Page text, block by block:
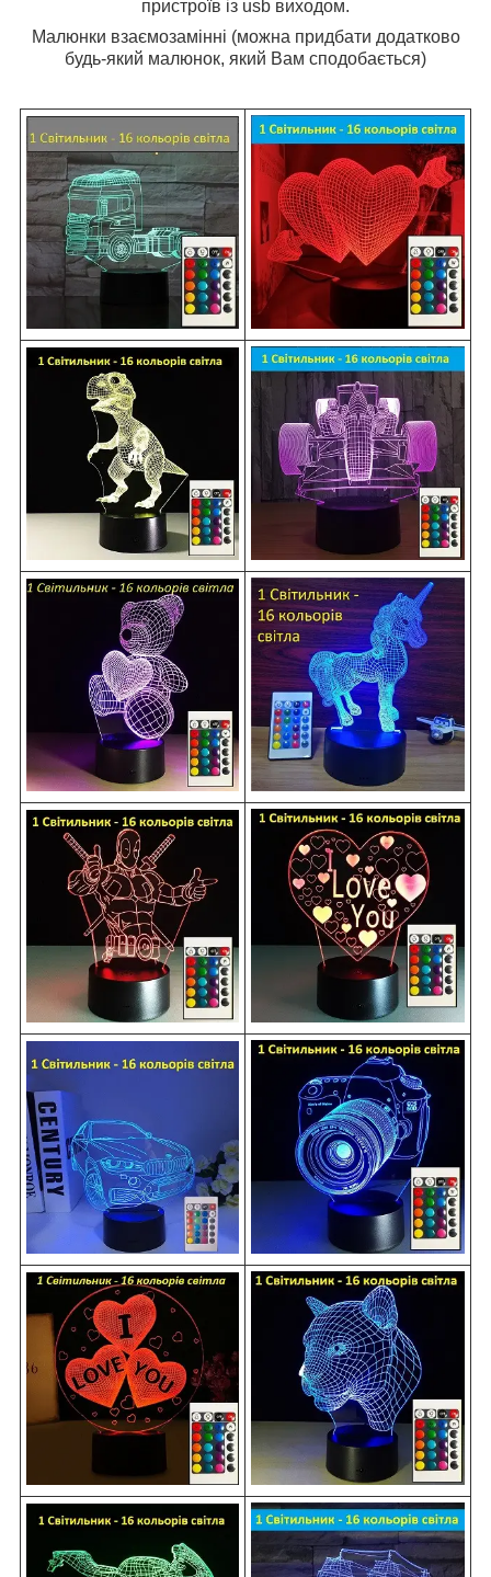
пристроїв із usb виходом.
Малюнки взаємозамінні (можна придбати додатково
будь-який малюнок, який Вам сподобається)